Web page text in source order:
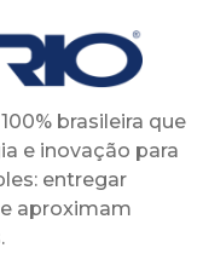
brasileira que
e inovação para
entregar
aproximam